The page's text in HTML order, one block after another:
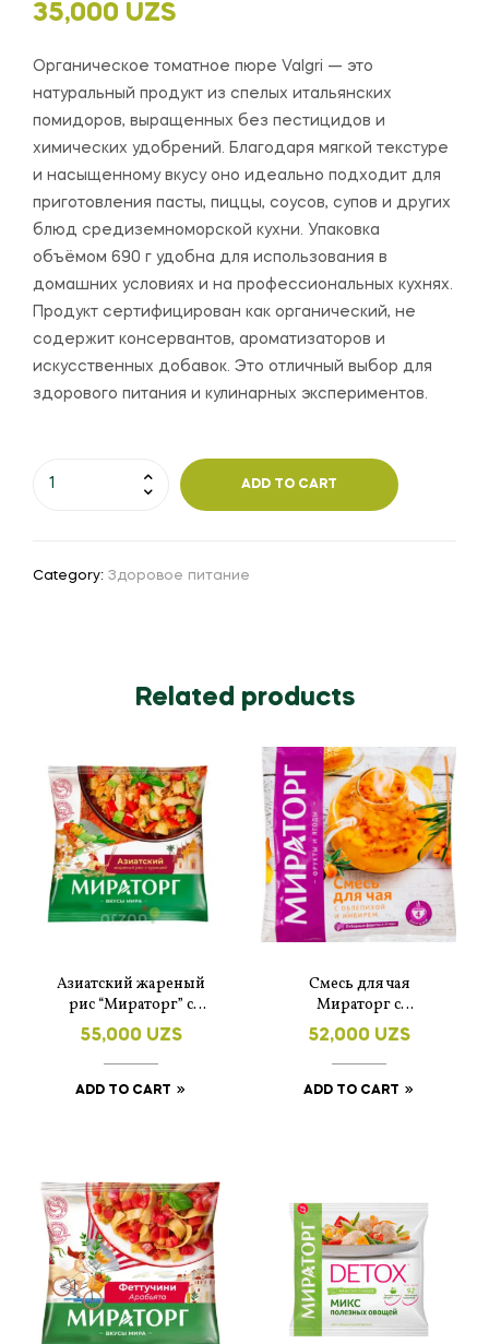
35,000 UZS
Органическое томатное пюре Valgri — это
натуральный продукт из спелых итальянских
помидоров, выращенных без пестицидов и
химических удобрений. Благодаря мягкой текстуре
и насыщенному вкусу оно идеально подходит для
приготовления пасты, пиццы, соусов, супов и других
блюд средиземноморской кухни. Упаковка
объёмом 690 г удобна для использования в
домашних условиях и на профессиональных кухнях.
Продукт сертифицирован как органический, не
содержит консервантов, ароматизаторов и
искусственных добавок. Это отличный выбор для
здорового питания и кулинарных экспериментов.
ADD TO CART
Category: Здоровое питание
Related products
Азиатский жареный
рис “Мираторг” с
курицей 400 г
55,000 UZS
ADD TO CART
Смесь для чая
Мираторг с
облепихой и
имбирем
замороженная, 300г
52,000 UZS
ADD TO CART